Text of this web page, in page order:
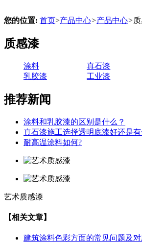
您的位置: 首页>产品中心>产品中心>
质感漆
涂料 真石漆
乳胶漆
工业漆
推荐新闻
涂料和乳胶漆的区别是什么？
真石漆施工选择透明底漆好还是
耐高温涂料如何?
艺术质感漆
【相关文章】
建筑涂料色彩方面的常见问题及